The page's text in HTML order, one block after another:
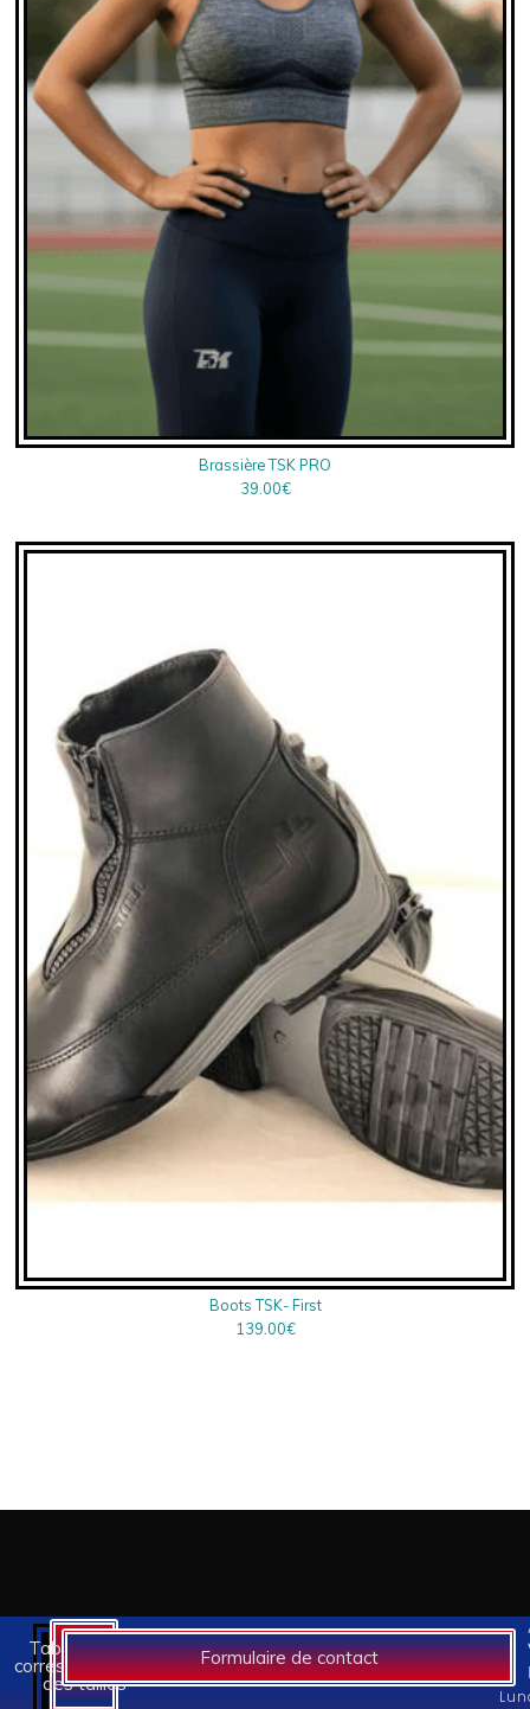
Brassière TSK PRO
39.00€
Boots TSK- First
139.00€
Tableaux des
correspondances
des tailles
Formulaire de contact